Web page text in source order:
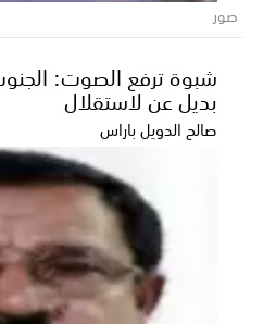
صور
شبوة ترفع الصوت:
بديل عن لاستقلال
صالح الدويل باراس